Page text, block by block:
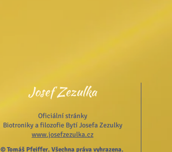
Josef Zezulka
Oficiální stránky
Biotroniky a filozofie Bytí Josefa Zezulky
www.josefzezulka.cz
© Tomáš Pfeiffer. Všechna práva vyhrazena.